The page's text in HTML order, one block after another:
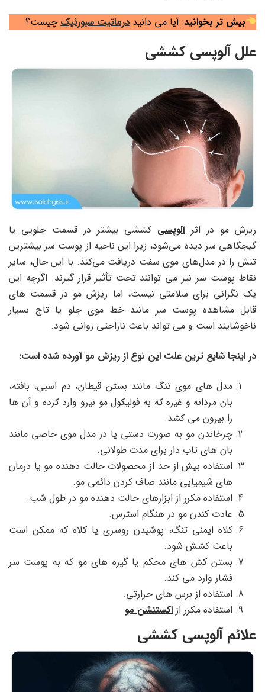
بیش تر بخوانید: آیا می دانیددرماتیت سبورئیکچیست؟
علل آلوپسی کششی
ریزش مو در اثرآلوپسی کششی بیشتر در قسمت جلویی یا
گیجگاهی سر دیده می‌شود، زیرا این ناحیه از پوست سر بیشترین
تنش را در مدل‌های موی سفت دریافت می‌کند. با این حال، سایر
نقاط پوست سر نیز می توانند تحت تأثیر قرار گیرند. اگرچه این
یک نگرانی برای سلامتی نیست، اما ریزش مو در قسمت های
قابل مشاهده پوست سر مانند خط موی جلو یا تاج بسیار
ناخوشایند است و می تواند باعث ناراحتی روانی شود.
در اینجا شایع ترین علت این نوع از ریزش مو آورده شده است:
مدل های موی تنگ مانند بستن قیطان، دم اسبی، بافته،
بان مردانه و غیره که به فولیکول مو نیرو وارد کرده و آن ها
را بیرون می کشد.
چرخاندن مو به صورت دستی یا در مدل موی خاصی مانند
بان های تاب دار برای مدت طولانی.
استفاده بیش از حد از محصولات حالت دهنده مو یا درمان
های شیمیایی مانند صاف کردن دائمی مو.
استفاده مکرر از ابزارهای حالت دهنده مو در طول شب.
عادت کندن مو در هنگام استرس.
کلاه ایمنی تنگ، پوشیدن روسری یا کلاه که ممکن است
باعث کشش شود.
بستن کش های محکم یا گیره های مو که به پوست سر
فشار وارد می کند.
استفاده از برس های حرارتی.
استفاده مکرر از اکستنشن مو
علائم آلوپسی کششی